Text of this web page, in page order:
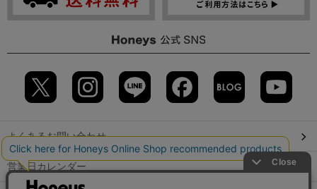
よくあるお問い合わせ
営業日カレンダー